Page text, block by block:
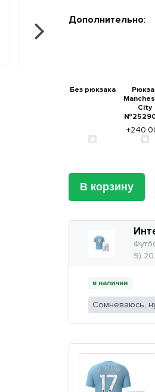
Дополнительно:
Без рюкзака
City
В корзину
9)
в наличии
Сомневаюсь,